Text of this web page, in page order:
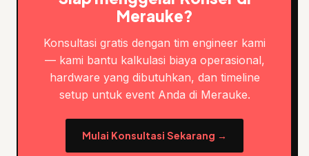
Merauke?
Konsultasi gratis dengan tim engineer kami
— kami bantu kalkulasi biaya operasional,
hardware yang dibutuhkan, dan timeline
setup untuk event Anda di Merauke.
Mulai Konsultasi Sekarang →